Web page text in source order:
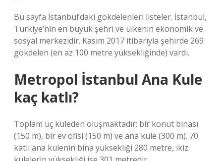
Bu sayfa İstanbul’daki gökdelenleri listeler. İstanbul,
Türkiye’nin en büyük şehri ve ülkenin ekonomik ve
sosyal merkezidir. Kasım 2017 itibarıyla şehirde 269
gökdelen (en az 100 metre yüksekliğinde) vardı.
Metropol İstanbul Ana Kule
kaç katlı?
Toplam üç kuleden oluşmaktadır: bir konut binası
(150 m), bir ev ofisi (150 m) ve ana kule (300 m). 70
katlı ana kulenin bina yüksekliği 280 metre, ikiz